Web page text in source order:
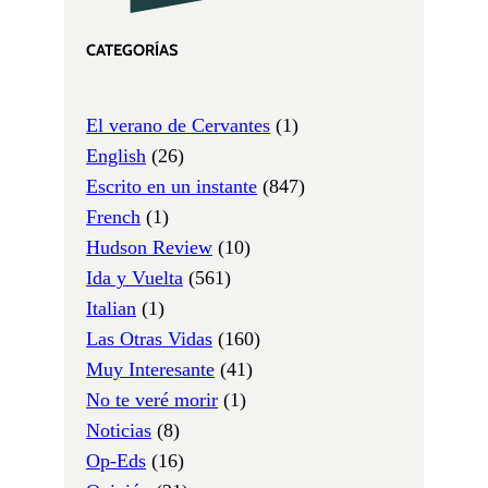
CATEGORÍAS
El verano de Cervantes (1)
English (26)
Escrito en un instante (847)
French (1)
Hudson Review (10)
Ida y Vuelta (561)
Italian (1)
Las Otras Vidas (160)
Muy Interesante (41)
No te veré morir (1)
Noticias (8)
Op-Eds (16)